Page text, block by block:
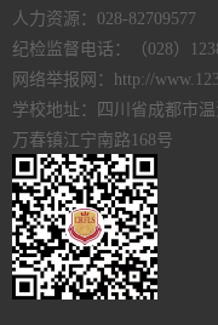
人力资源：028-82709577
纪检监督电话：（028）
网络举报网：http://
学校地址：四川省成都市温
万春镇江宁南路168号